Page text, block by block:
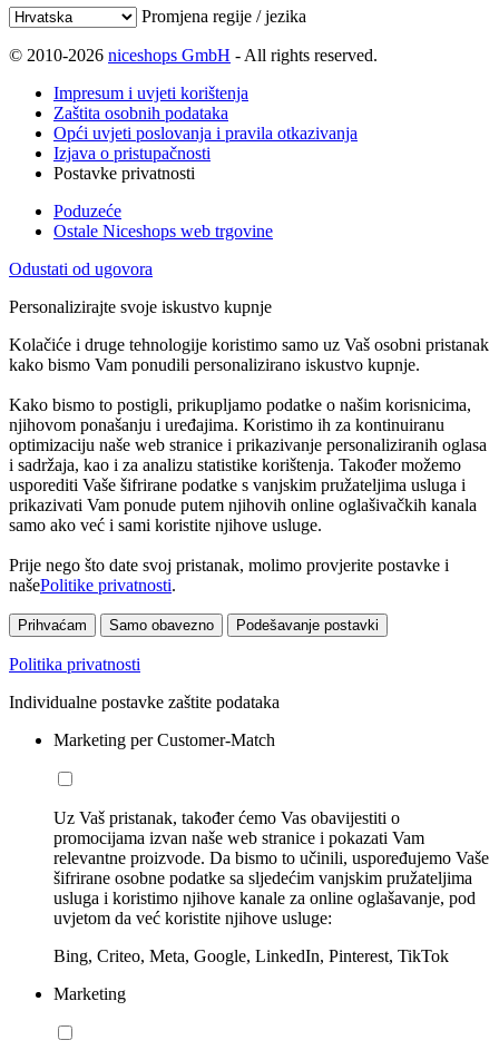
Promjena regije / jezika
© 2010-2026 niceshops GmbH - All rights reserved.
Impresum i uvjeti korištenja
Zaštita osobnih podataka
Opći uvjeti poslovanja i pravila otkazivanja
Izjava o pristupačnosti
Postavke privatnosti
Poduzeće
Ostale Niceshops web trgovine
Odustati od ugovora
Personalizirajte svoje iskustvo kupnje
Kolačiće i druge tehnologije koristimo samo uz Vaš osobni pristanak
kako bismo Vam ponudili personalizirano iskustvo kupnje.
Kako bismo to postigli, prikupljamo podatke o našim korisnicima,
njihovom ponašanju i uređajima. Koristimo ih za kontinuiranu
optimizaciju naše web stranice i prikazivanje personaliziranih oglasa
i sadržaja, kao i za analizu statistike korištenja. Također možemo
usporediti Vaše šifrirane podatke s vanjskim pružateljima usluga i
prikazivati Vam ponude putem njihovih online oglašivačkih kanala
samo ako već i sami koristite njihove usluge.
Prije nego što date svoj pristanak, molimo provjerite postavke i
našePolitike privatnosti.
Prihvaćam Samo obavezno Podešavanje postavki
Politika privatnosti
Individualne postavke zaštite podataka
Marketing per Customer-Match
Uz Vaš pristanak, također ćemo Vas obavijestiti o
promocijama izvan naše web stranice i pokazati Vam
relevantne proizvode. Da bismo to učinili, uspoređujemo Vaše
šifrirane osobne podatke sa sljedećim vanjskim pružateljima
usluga i koristimo njihove kanale za online oglašavanje, pod
uvjetom da već koristite njihove usluge:
Bing, Criteo, Meta, Google, LinkedIn, Pinterest, TikTok
Marketing